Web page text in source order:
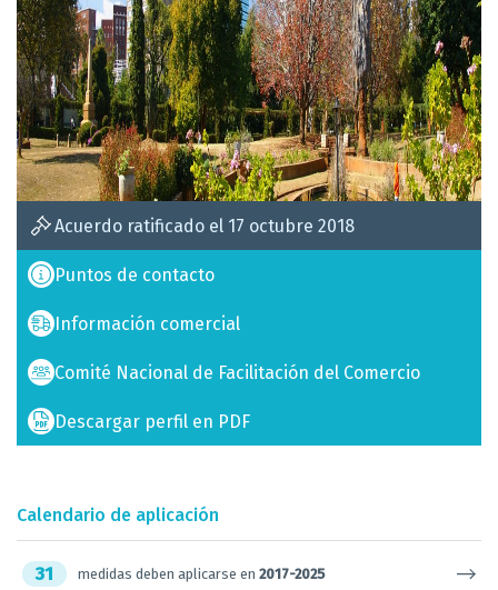
Acuerdo ratificado el 17 octubre 2018
Puntos de contacto
Información comercial
Comité Nacional de Facilitación del Comercio
Descargar perfil en PDF
Calendario de aplicación
31 medidas deben aplicarse en 2017-2025